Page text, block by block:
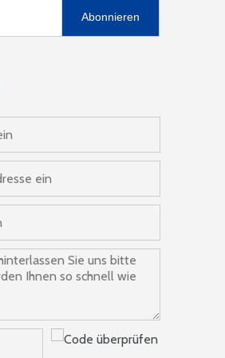
Abonnieren